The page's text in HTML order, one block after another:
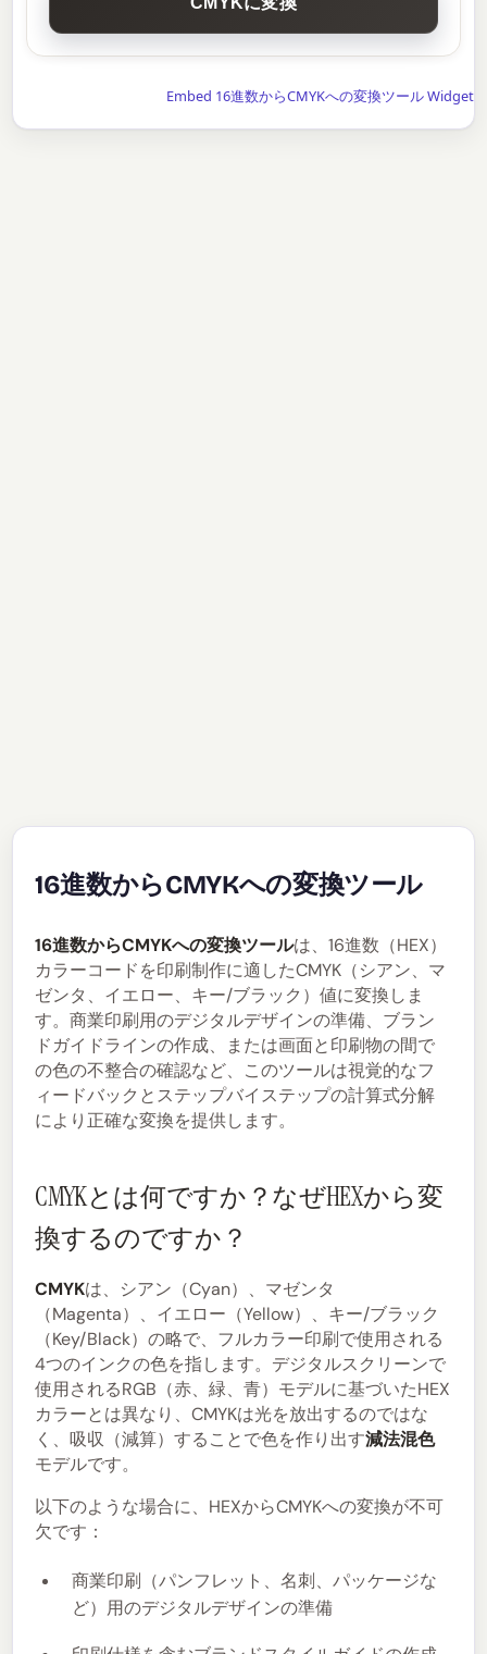
Embed 16進数からCMYKへの変換ツール Widget
16進数からCMYKへの変換ツール
16進数からCMYKへの変換ツールは、16進数（HEX）
カラーコードを印刷制作に適したCMYK（シアン、マ
ゼンタ、イエロー、キー/ブラック）値に変換しま
す。商業印刷用のデジタルデザインの準備、ブラン
ドガイドラインの作成、または画面と印刷物の間で
の色の不整合の確認など、このツールは視覚的なフ
ィードバックとステップバイステップの計算式分解
により正確な変換を提供します。
CMYKとは何ですか？なぜHEXから変
換するのですか？
CMYKは、シアン（Cyan）、マゼンタ
（Magenta）、イエロー（Yellow）、キー/ブラック
（Key/Black）の略で、フルカラー印刷で使用される
4つのインクの色を指します。デジタルスクリーンで
使用されるRGB（赤、緑、青）モデルに基づいたHEX
カラーとは異なり、CMYKは光を放出するのではな
く、吸収（減算）することで色を作り出す減法混色
モデルです。
以下のような場合に、HEXからCMYKへの変換が不可
欠です：
商業印刷（パンフレット、名刺、パッケージな
ど）用のデジタルデザインの準備